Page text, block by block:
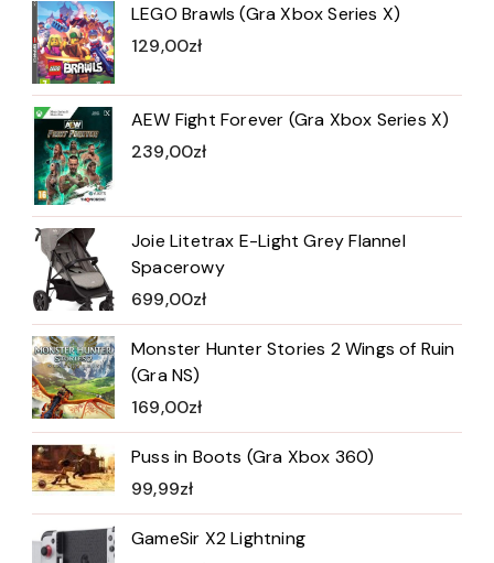
LEGO Brawls (Gra Xbox Series X)
129,00zł
AEW Fight Forever (Gra Xbox Series X)
239,00zł
Joie Litetrax E-Light Grey Flannel
Spacerowy
699,00zł
Monster Hunter Stories 2 Wings of Ruin
(Gra NS)
169,00zł
Puss in Boots (Gra Xbox 360)
99,99zł
GameSir X2 Lightning